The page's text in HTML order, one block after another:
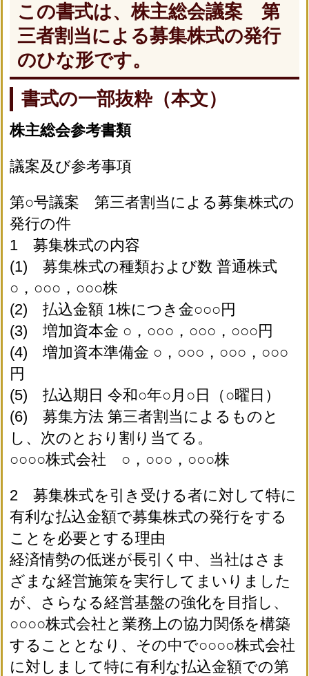
この書式は、株主総会議案 第
三者割当による募集株式の発行
のひな形です。
書式の一部抜粋（本文）
株主総会参考書類
議案及び参考事項
第○号議案 第三者割当による募集株式の
発行の件
1 募集株式の内容
(1) 募集株式の種類および数 普通株式
○，○○○，○○○株
(2) 払込金額 1株につき金○○○円
(3) 増加資本金 ○，○○○，○○○，○○○円
(4) 増加資本準備金 ○，○○○，○○○，○○○
円
(5) 払込期日 令和○年○月○日（○曜日）
(6) 募集方法 第三者割当によるものと
し、次のとおり割り当てる。
○○○○株式会社 ○，○○○，○○○株
2 募集株式を引き受ける者に対して特に
有利な払込金額で募集株式の発行をする
ことを必要とする理由
経済情勢の低迷が長引く中、当社はさま
ざまな経営施策を実行してまいりました
が、さらなる経営基盤の強化を目指し、
○○○○株式会社と業務上の協力関係を構築
することとなり、その中で○○○○株式会社
に対しまして特に有利な払込金額での第